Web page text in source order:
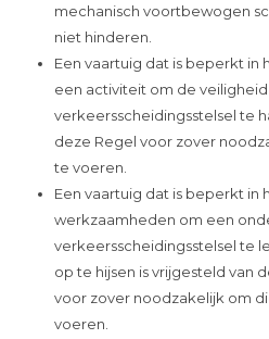
mechanisch voortbewogen
niet hinderen.
Een vaartuig dat is beperkt in
een activiteit om de
verkeersscheidingsstelsel te
deze Regel voor zover
te voeren.
Een vaartuig dat is beperkt in
werkzaamheden om een
verkeersscheidingsstelsel te
op te hijsen is vrijgesteld van
voor zover noodzakelijk om
voeren.